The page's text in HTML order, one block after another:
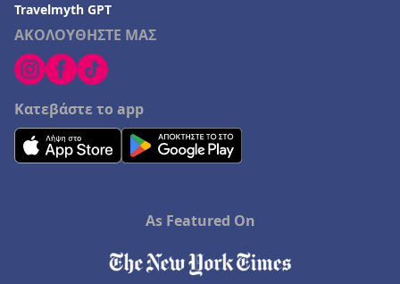
ΑΚΟΛΟΥΘΗΣΤΕ ΜΑΣ
Κατεβάστε το app
Travelmyth GPT
As Featured On